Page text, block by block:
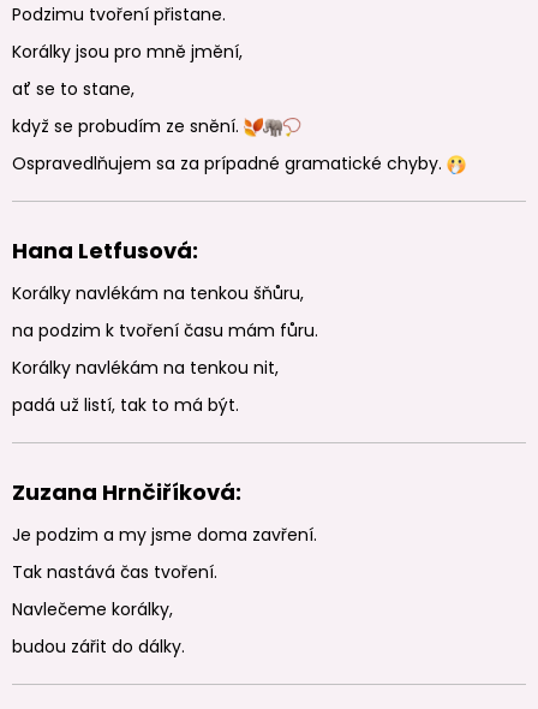
Podzimu tvoření přistane.
Korálky jsou pro mně jmění,
ať se to stane,
když se probudím ze snění.
Ospravedlňujem sa za prípadné gramatické chyby.
Hana Letfusová:
Korálky navlékám na tenkou šňůru,
na podzim k tvoření času mám fůru.
Korálky navlékám na tenkou nit,
padá už listí, tak to má být.
Zuzana Hrnčiříková:
Je podzim a my jsme doma zavření.
Tak nastává čas tvoření.
Navlečeme korálky,
budou zářit do dálky.